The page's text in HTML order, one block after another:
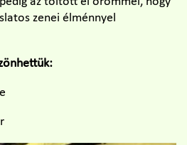
zenei élménnyel